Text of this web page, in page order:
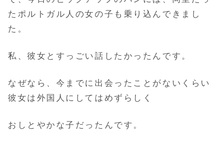
たポルトガル人の女の子も乗り込んできまし
た。
私、彼女とすっごい話したかったんです。
なぜなら、今までに出会ったことがないくらい
彼女は外国人にしてはめずらしく
おしとやかな子だったんです。